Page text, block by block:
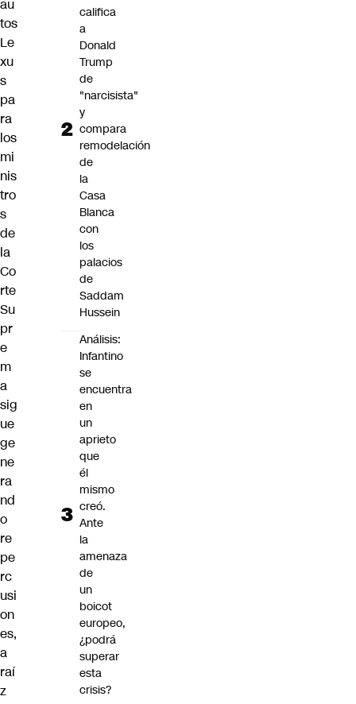
au
tos
Le
xu
s
pa
ra
los
mi
nis
tro
s
de
la
Co
rte
Su
pr
e
m
a
sig
ue
ge
ne
ra
nd
o
re
pe
rc
usi
on
es,
a
raí
z
califica
a
Donald
Trump
de
"narcisista"
y
compara
remodelación
de
la
Casa
Blanca
con
los
palacios
de
Saddam
Hussein
Análisis:
Infantino
se
encuentra
en
un
aprieto
que
él
mismo
creó.
Ante
la
amenaza
de
un
boicot
europeo,
¿podrá
superar
esta
crisis?